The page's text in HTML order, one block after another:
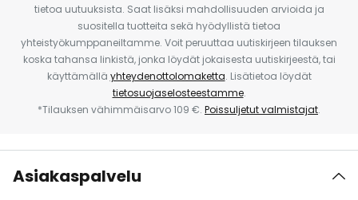
tietoa uutuuksista. Saat lisäksi mahdollisuuden arvioida ja
suositella tuotteita sekä hyödyllistä tietoa
yhteistyökumppaneiltamme. Voit peruuttaa uutiskirjeen tilauksen
koska tahansa linkistä, jonka löydät jokaisesta uutiskirjeestä, tai
käyttämällä yhteydenottolomaketta. Lisätietoa löydät
tietosuojaselosteestamme.
*Tilauksen vähimmäisarvo 109 €. Poissuljetut valmistajat.
Asiakaspalvelu